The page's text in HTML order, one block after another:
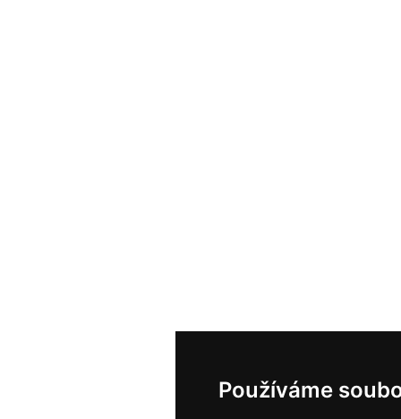
Používáme